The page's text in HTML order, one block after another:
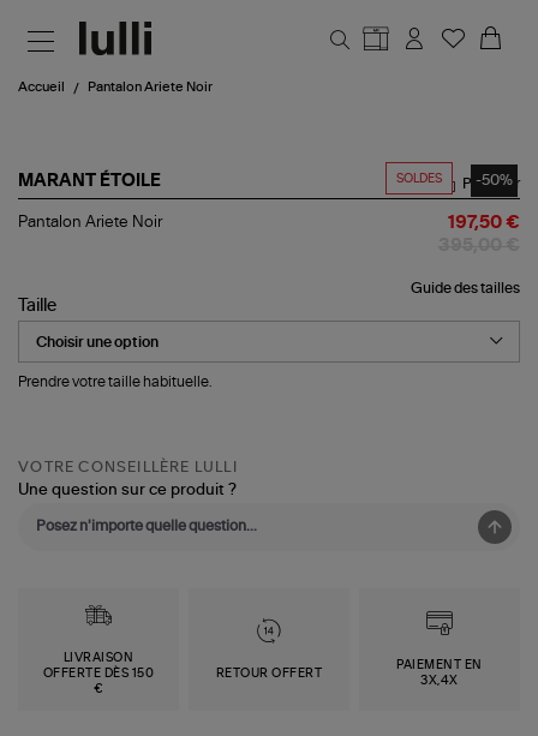
Accueil Pantalon Ariete Noir
SOLDES -50%
MARANT ÉTOILE
Pantalon
Partager
Pantalon Ariete Noir 197,50 €
Guide des tailles
Taille
Prendre votre taille habituelle.
VOTRE CONSEILLÈRE LULLI
Une question sur ce produit ?
LIVRAISON
OFFERTE DÈS 150
€
RETOUR OFFERT
PAIEMENT EN
3X,4X